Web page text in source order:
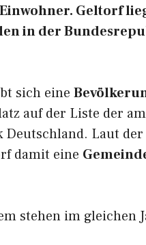
Geltorf
in der
sich eine
auf der Liste der
Deutschland. Laut
damit eine
stehen im gleichen